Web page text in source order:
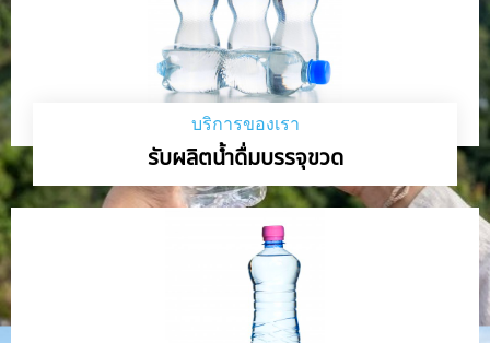
บริการของเรา
รับผลิตน้ำดื่มบรรจุขวด